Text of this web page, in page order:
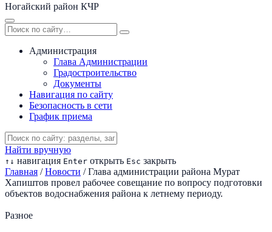
Ногайский район КЧР
Администрация
Глава Администрации
Градостроительство
Документы
Навигация по сайту
Безопасность в сети
График приема
Найти вручную
↑ ↓ навигация Enter открыть Esc закрыть
Главная / Новости / Глава администрации района Мурат
Хапиштов провел рабочее совещание по вопросу подготовки
объектов водоснабжения района к летнему периоду.
Разное